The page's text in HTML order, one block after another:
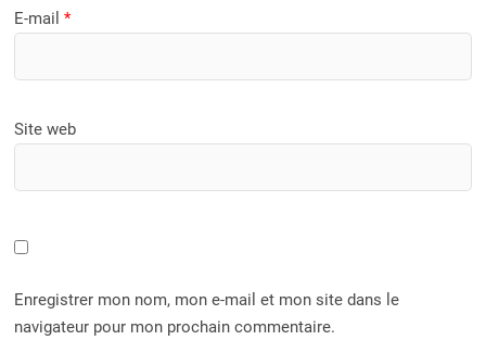
E-mail*
Site web
Enregistrer mon nom, mon e-mail et mon site dans le
navigateur pour mon prochain commentaire.